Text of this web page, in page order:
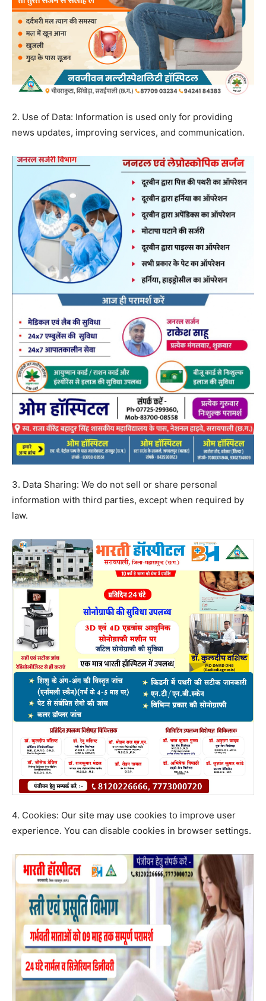
2. Use of Data: Information is used only for providing
news updates, improving services, and communication.
3. Data Sharing: We do not sell or share personal
information with third parties, except when required by
law.
4. Cookies: Our site may use cookies to improve user
experience. You can disable cookies in browser settings.